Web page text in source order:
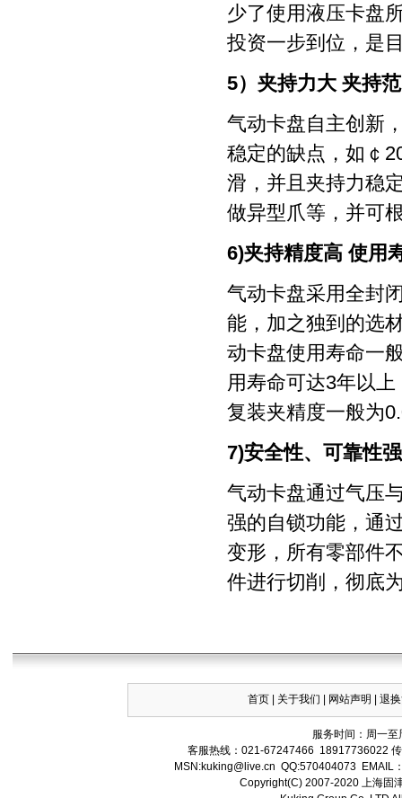
少了使用液压卡盘
投资一步到位，是
5）夹持力大 夹持
气动卡盘自主创新
稳定的缺点，如￠
滑，并且夹持力稳
做异型爪等，并可
6)夹持精度高 使用
气动卡盘采用全封
能，加之独到的选
动卡盘使用寿命一
用寿命可达3年以
复装夹精度一般为
7)安全性、可靠性
气动卡盘通过气压
强的自锁功能，通
变形，所有零部件
件进行切削，彻底
首页 关于我们 网站声明 |退
服务时间：周一
客服热线：021-67247466 18917736022
MSN:kuking@live.cn QQ:570404073 EMAIL
Copyright(C) 2007-2020 上海